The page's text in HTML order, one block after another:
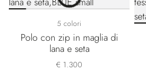
5 colori
Polo con zip in maglia di
lana e seta
€ 1.300